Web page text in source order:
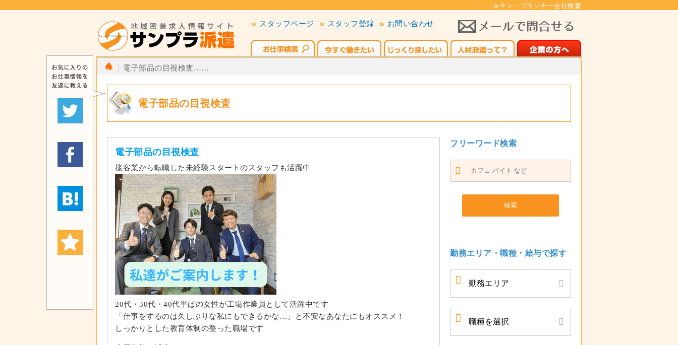
静岡（沼津・富士・富士宮・藤枝・掛川）、神奈川（横浜・川崎）、東京で求人・仕事・転職、派遣の仕事情報、派遣会社をお探しならサンプラ人材派遣
サン・プランナー会社概要
スタッフページ スタッフ登録 お問い合わせ
電子部品の目視検査……
電子部品の目視検査
電子部品の目視検査
接客業から転職した未経験スタートのスタッフも活躍中
20代・30代・40代半ばの女性が工場作業員として活躍中です
「仕事をするのは久しぶりな私にもできるかな…」と不安なあなたにもオススメ！
しっかりとした教育体制の整った職場です
フリーワード検索
勤務エリア・職種・給与で探す